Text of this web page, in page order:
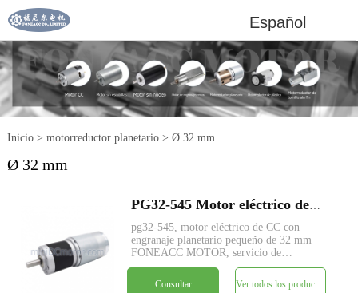
Español
Inicio> motorreductor planetario> Ø 32 mm
Ø 32 mm
pg32-545, motor eléctrico de CC con
engranaje planetario pequeño de 32 mm |
FONEACC MOTOR, servicio de
especificaciones personalizadas
disponible.
Consultar Ver todos los productos